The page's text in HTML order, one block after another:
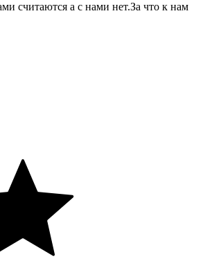
считаются а с нами нет.За что к нам